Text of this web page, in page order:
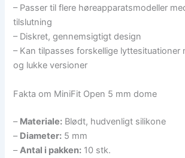
– Passer til flere høreapparatsmodeller
tilslutning
– Diskret, gennemsigtigt design
– Kan tilpasses forskellige lyttesituationer
og lukke versioner
Fakta om MiniFit Open 5 mm dome
– Materiale: Blødt, hudvenligt silikone
– Diameter: 5 mm
– Antal i pakken: 10 stk.